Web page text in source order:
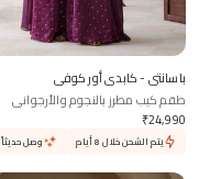
باسانتي - كابدي أور كوفي
طقم كيب مطرز بالنجوم والأرجواني
₹24,990
يتم الشحن خلال 8 أيام وصل حديثاً